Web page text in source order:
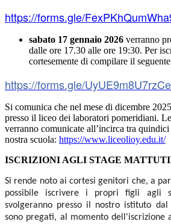
https://forms.gle/
sabato 17 gennaio 2026 verranno
dalle ore 17.30 alle ore 19:30. Per
cortesemente di compilare il
https://forms.gle/
Si comunica che nel mese di dicembre
presso il liceo dei laboratori pomeridiani.
verranno comunicate all’incirca tra
nostra scuola: https://www.liceolioy.edu.it/
ISCRIZIONI AGLI STAGE
Si rende noto ai cortesi genitori che, a
possibile iscrivere i propri figli agli
svolgeranno presso il nostro istituto
sono pregati, al momento dell'iscrizione